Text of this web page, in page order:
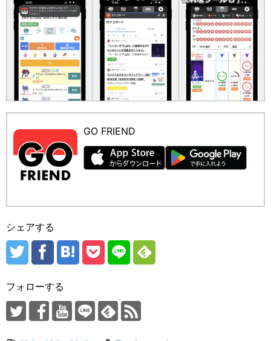
GO FRIEND
シェアする
フォローする